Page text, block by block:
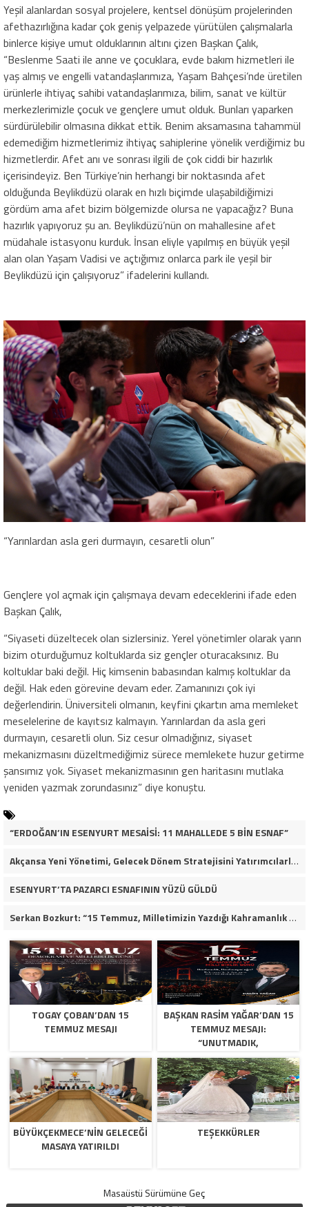
Yeşil alanlardan sosyal projelere, kentsel dönüşüm projelerinden
afethazırlığınakadarçok geniş yelpazede yürütülen çalışmalarla
binlerce kişiye umut olduklarının altını çizen Başkan Çalık,
“Beslenme Saati ile anne ve çocuklara, evde bakım hizmetleri ile
yaş almış ve engelli vatandaşlarımıza, Yaşam Bahçesi’nde üretilen
ürünlerle ihtiyaç sahibi vatandaşlarımıza, bilim, sanat ve kültür
merkezlerimizle çocuk ve gençlere umut olduk. Bunları yaparken
sürdürülebilir olmasına dikkat ettik. Benim aksamasına tahammül
edemediğim hizmetlerimiz ihtiyaç sahiplerine yönelik verdiğimiz bu
hizmetlerdir. Afet anı ve sonrası ilgili de çok ciddi bir hazırlık
içerisindeyiz. Ben Türkiye’nin herhangi bir noktasında afet
olduğunda Beylikdüzü olarak en hızlı biçimde ulaşabildiğimizi
gördüm ama afet bizim bölgemizde olursa ne yapacağız? Buna
hazırlık yapıyoruz şu an. Beylikdüzü’nün on mahallesine afet
müdahale istasyonu kurduk. İnsan eliyle yapılmış en büyük yeşil
alan olan Yaşam Vadisi ve açtığımız onlarca park ile yeşil bir
Beylikdüzü için çalışıyoruz” ifadelerini kullandı.
“Yarınlardan asla geri durmayın, cesaretli olun”
Gençlere yol açmak için çalışmaya devam edeceklerini ifade eden
Başkan Çalık,
“Siyaseti düzeltecek olan sizlersiniz. Yerel yönetimlerolarakyarın
bizim oturduğumuz koltuklardasiz gençleroturacaksınız. Bu
koltuklar baki değil. Hiç kimsenin babasından kalmış koltuklarda
değil. Hak eden görevine devam eder. Zamanınızı çok iyi
değerlendirin. Üniversiteli olmanın, keyfini çıkartın ama memleket
meselelerine de kayıtsız kalmayın. Yarınlardan da asla geri
durmayın, cesaretli olun. Siz cesur olmadığınız, siyaset
mekanizmasını düzeltmediğimiz sürece memlekete huzurgetirme
şansımız yok. Siyaset mekanizmasının gen haritasını mutlaka
yeniden yazmak zorundasınız” diye konuştu.
“ERDOĞAN’IN ESENYURT MESAİSİ: 11 MAHALLEDE 5 BİN ESNAF”
Akçansa Yeni Yönetimi, Gelecek Dönem Stratejisini Yatırımcılarla Paylaştı
ESENYURT’TA PAZARCI ESNAFININ YÜZÜ GÜLDÜ
Serkan Bozkurt: “15 Temmuz, Milletimizin Yazdığı Kahramanlık Destanıdır”
TOGAY ÇOBAN’DAN 15
TEMMUZ MESAJI
BAŞKAN RASIM YAĞAR’DAN 15
TEMMUZ MESAJI:
“UNUTMADIK,
UNUTTURMAYACAĞIZ”
BÜYÜKÇEKMECE’NİN GELECEĞİ
MASAYA YATIRILDI
TEŞEKKÜRLER
Masaüstü Sürümüne Geç